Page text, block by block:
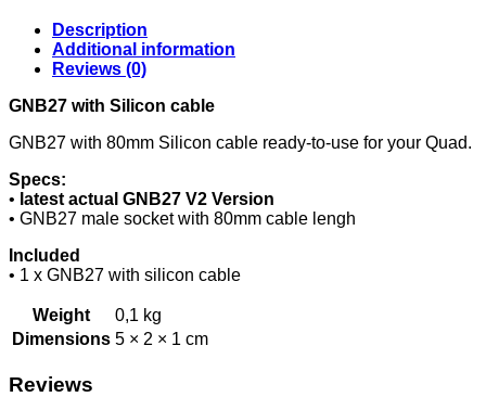
Description
Additional information
Reviews (0)
GNB27 with Silicon cable
GNB27 with 80mm Silicon cable ready-to-use for your Quad.
Specs:
• latest actual GNB27 V2 Version
• GNB27 male socket with 80mm cable lengh
Included
• 1 x GNB27 with silicon cable
Weight
0,1 kg
Dimensions 5 × 2 × 1 cm
Reviews